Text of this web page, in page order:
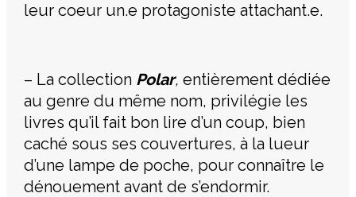
leur coeur un.e protagoniste attachant.e.
– La collection Polar, entièrement dédiée
au genre du même nom, privilégie les
livres qu’il fait bon lire d’un coup, bien
caché sous ses couvertures, à la lueur
d’une lampe de poche, pour connaître le
dénouement avant de s’endormir.